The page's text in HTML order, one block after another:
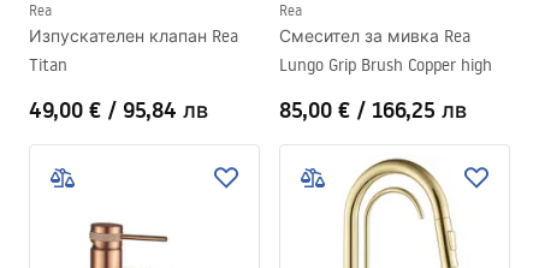
Rea
Изпускателен клапан Rea
Titan
49,00 € / 95,84 лв
Rea
Смесител за мивка Rea
Lungo Grip Brush Copper high
85,00 € / 166,25 лв